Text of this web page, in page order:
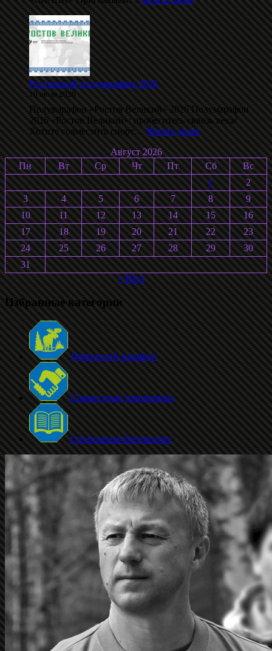
Даблполлинг
на
лыжероллерах
памяти
С.
Воробьёва
2026
Ростовский полумарафон 2026
10 июля 2026
Полумарафон «Ростов Великий» 2026 Полумарафон
2026 «Ростов Великий»: пробегитесь сквозь века!
Хотите совместить спорт…Читать далее:
Ростовский
полумарафон
2026
Август 2026
Пн
Вт Ср Чт Пт Сб
Вс
1
2
3
4 5 6 7 8
9
10
11 12 13 14 15
16
17
18 19 20 21 22
23
24
25 26 27 28 29
30
31
« Июл
Избранные категории
Дёминский марафон
Совместные тренировки
Спортивная библиотека